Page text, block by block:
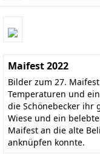
Maifest 2022
Bilder zum 27.
Temperaturen und
die Schönebecker ihr
Wiese und ein
Maifest an die alte
anknüpfen konnte.